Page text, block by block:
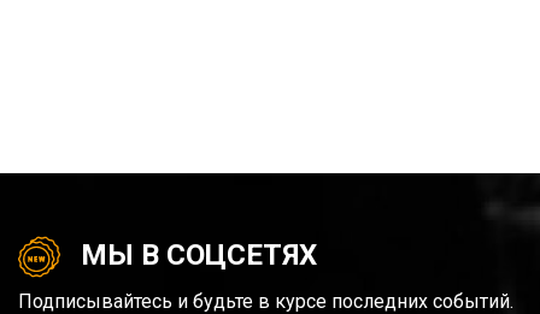
МЫ В СОЦСЕТЯХ
Подписывайтесь и будьте в курсе последних событий.